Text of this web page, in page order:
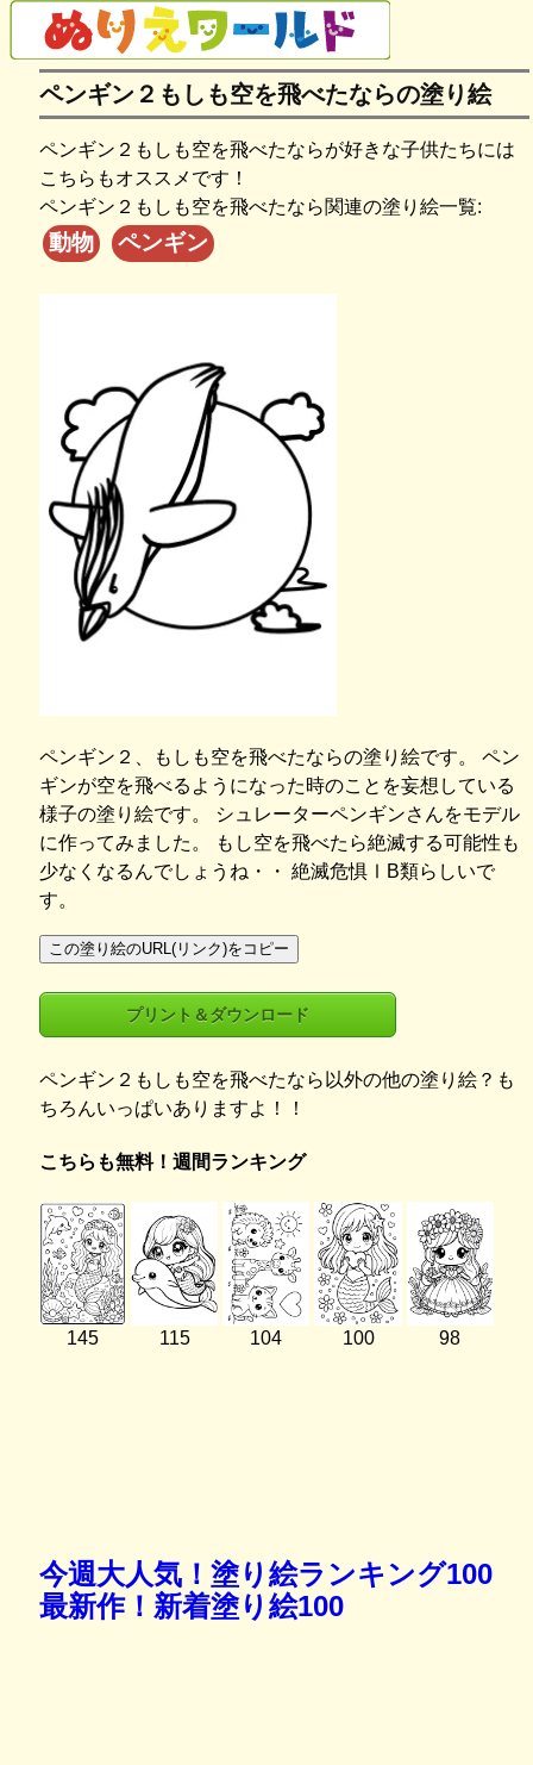
ペンギン２もしも空を飛べたならの塗り絵
ペンギン２もしも空を飛べたならが好きな子供たちには
こちらもオススメです！
ペンギン２もしも空を飛べたなら関連の塗り絵一覧:
動物 ペンギン
ペンギン２、もしも空を飛べたならの塗り絵です。 ペン
ギンが空を飛べるようになった時のことを妄想している
様子の塗り絵です。 シュレーターペンギンさんをモデル
に作ってみました。 もし空を飛べたら絶滅する可能性も
少なくなるんでしょうね・・ 絶滅危惧ⅠB類らしいで
す。
この塗り絵のURL(リンク)をコピー
プリント＆ダウンロード
ペンギン２もしも空を飛べたなら以外の他の塗り絵？も
ちろんいっぱいありますよ！！
こちらも無料！週間ランキング
145 115 104 100 98
今週大人気！塗り絵ランキング100
最新作！新着塗り絵100